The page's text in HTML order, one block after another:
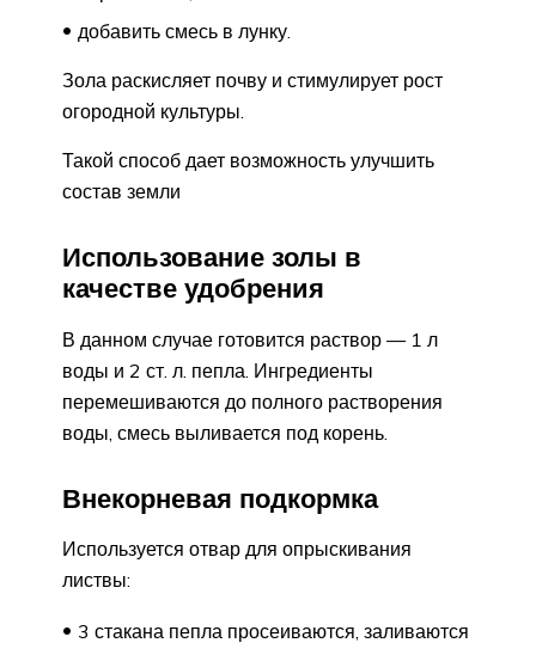
добавить смесь в лунку.
Зола раскисляет почву и стимулирует рост
огородной культуры.
Такой способ дает возможность улучшить
состав земли
Использование золы в
качестве удобрения
В данном случае готовится раствор — 1 л
воды и 2 ст. л. пепла. Ингредиенты
перемешиваются до полного растворения
воды, смесь выливается под корень.
Внекорневая подкормка
Используется отвар для опрыскивания
листвы:
3 стакана пепла просеиваются, заливаются